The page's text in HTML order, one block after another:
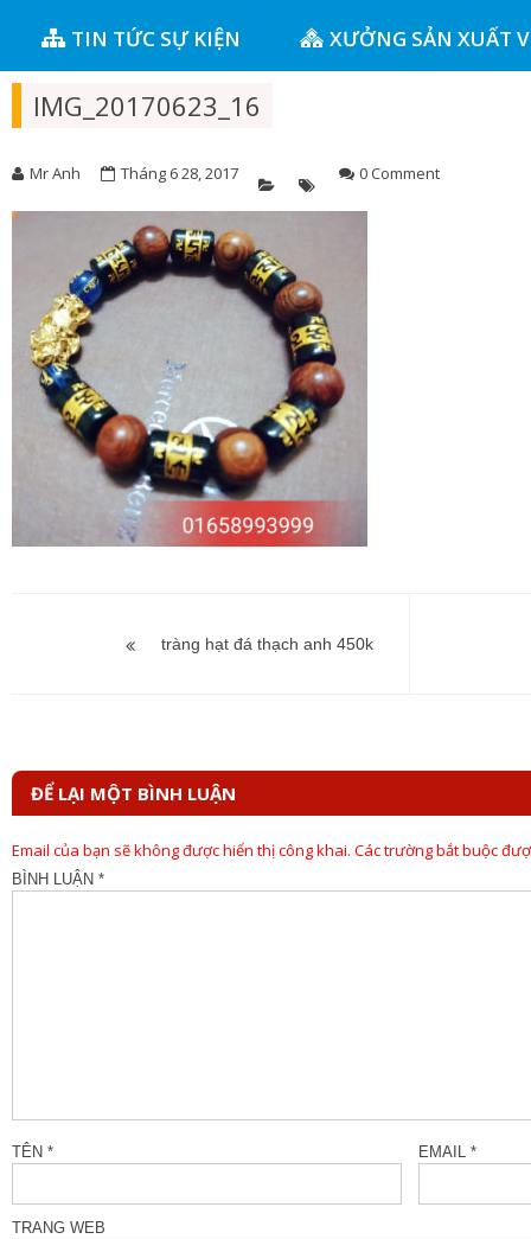
TIN TỨC SỰ KIỆN XƯỞNG SẢN XUẤT
IMG_20170623_16
Mr Anh Tháng 6 28, 2017 0 Comment
tràng hạt đá thạch anh 450k
ĐỂ LẠI MỘT BÌNH LUẬN
Email của bạn sẽ không được hiển thị công khai. Các trường bắt buộc
BÌNH LUẬN *
TÊN * EMAIL *
TRANG WEB